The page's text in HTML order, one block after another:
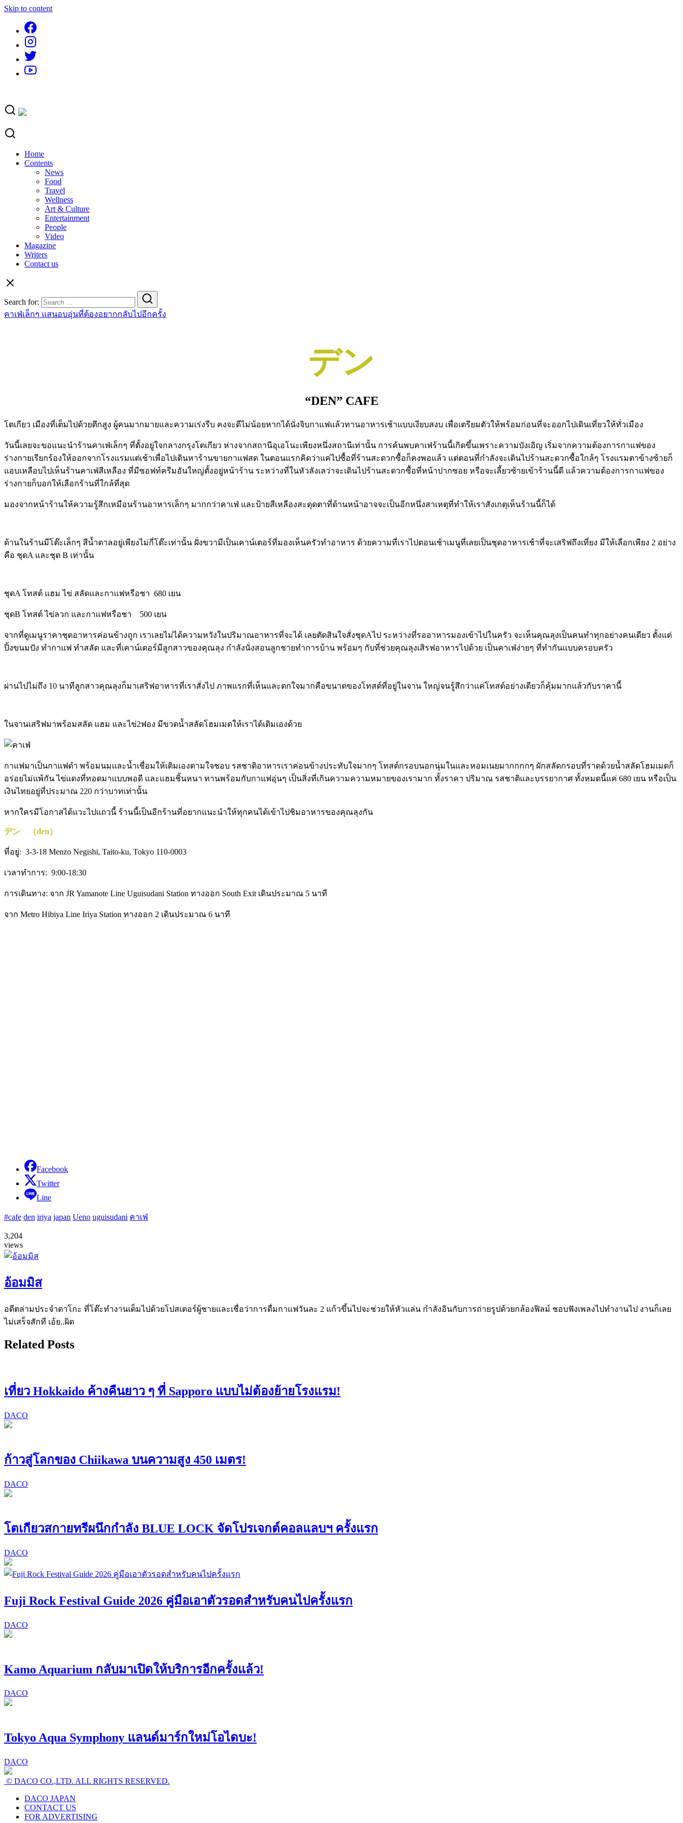
Skip to content
Home
Contents
News
Food
Travel
Wellness
Art & Culture
Entertainment
People
Video
Magazine
Writers
Contact us
Search for:
คาเฟ่เล็กๆ แสนอบอุ่นที่ต้องอยากกลับไปอีกครั้ง
デン
“DEN” CAFE
โตเกียว เมืองที่เต็มไปด้วยตึกสูง ผู้คนมากมายและความเร่งรีบ คงจะดีไม่น้อยหากได้นั่งจิบกาแฟแล้วทานอาหารเช้าแบบเงียบสงบ เพื่อเตรียมตัวให้พร้อมก่อนที่จะออกไปเดินเที่ยวให้ทั่วเมือง
วันนี้เลยจะขอแนะนำร้านคาเฟ่เล็กๆ ที่ตั้งอยู่ใจกลางกรุงโตเกียว ห่างจากสถานีอุเอโนะเพียงหนึ่งสถานีเท่านั้น การค้นพบคาเฟ่ร้านนี้เกิดขึ้นเพราะความบังเอิญ เริ่มจากความต้องการกาแฟของ
ร่างกายเรียกร้องให้ออกจากโรงแรมแต่เช้าเพื่อไปเดินหาร้านขายกาแฟสด ในตอนแรกคิดว่าแค่ไปซื้อที่ร้านสะดวกซื้อก็คงพอแล้ว แต่ตอนที่กำลังจะเดินไปร้านสะดวกซื้อใกล้ๆ โรงแรมตาข้างซ้ายก็
แอบเหลือบไปเห็นร้านคาเฟ่สีเหลือง ที่มีซอฟท์ครีมอันใหญ่ตั้งอยู่หน้าร้าน ระหว่างที่ในหัวลังเลว่าจะเดินไปร้านสะดวกซื้อที่หน้าปากซอย หรือจะเลี้ยวซ้ายเข้าร้านนี้ดี แล้วความต้องการกาแฟของ
ร่างกายก็บอกให้เลือกร้านที่ใกล้ที่สุด
มองจากหน้าร้านให้ความรู้สึกเหมือนร้านอาหารเล็กๆ มากกว่าคาเฟ่ และป้ายสีเหลืองสะดุดตาที่ด้านหน้าอาจจะเป็นอีกหนึ่งสาเหตุที่ทำให้เราสังเกตุเห็นร้านนี้ก็ได้
ด้านในร้านมีโต๊ะเล็กๆ สีน้ำตาลอยู่เพียงไม่กี่โต๊ะเท่านั้น ฝั่งขวามีเป็นเคาน์เตอร์ที่มองเห็นครัวทำอาหาร ด้วยความที่เราไปตอนเช้าเมนูที่เลยเป็นชุดอาหารเช้าที่จะเสริฟถึงเที่ยง มีให้เลือกเพียง 2 อย่าง
คือ ชุดA และชุด B เท่านั้น
ชุดA โทสต์ แฮม ไข่ สลัดและกาแฟหรือชา 680 เยน
ชุดB โทสต์ ไข่ลวก และกาแฟหรือชา 500 เยน
จากที่ดูเมนูราคาชุดอาหารค่อนข้างถูก เราเลยไม่ได้ความหวังในปริมาณอาหารที่จะได้ เลยตัดสินใจสั่งชุดAไป ระหว่างที่รออาหารมองเข้าไปในครัว จะเห็นคุณลุงเป็นคนทำทุกอย่างคนเดียว ตั้งแต่
ปิ้งขนมปัง ทำกาแฟ ทำสลัด และที่เคาน์เตอร์มีลูกสาวของคุณลุง กำลังนั่งสอนลูกชายทำการบ้าน พร้อมๆ กับที่ช่วยคุณลุงเสิรฟอาหารไปด้วย เป็นคาเฟ่ง่ายๆ ที่ทำกันแบบครอบครัว
ผ่านไปไม่ถึง 10 นาทีลูกสาวคุณลุงก็มาเสริฟอาหารที่เราสั่งไป ภาพแรกที่เห็นและตกใจมากคือขนาดของโทสต์ที่อยู่ในจาน ใหญ่จนรู้สึกว่าแค่โทสต์อย่างเดียวก็คุ้มมากแล้วกับราคานี้
ในจานเสริฟมาพร้อมสลัด แฮม และไข่2ฟอง มีขวดน้ำสลัดโฮมเมดให้เราได้เติมเองด้วย
กาแฟมาเป็นกาแฟดำ พร้อมนมและน้ำเชื่อมให้เติมเองตามใจชอบ รสชาติอาหารเราค่อนข้างประทับใจมากๆ โทสต์กรอบนอกนุ่มในและหอมเนยมากกกกๆ ผักสลัดกรอบที่ราดด้วยน้ำสลัดโฮมเมดก็
อร่อยไม่แพ้กัน ไข่แดงที่ทอดมาแบบพอดี และแฮมชิ้นหนา ทานพร้อมกับกาแฟอุ่นๆ เป็นสิ่งที่เกินความความหมายของเรามาก ทั้งราคา ปริมาณ รสชาติและบรรยากาศ ทั้งหมดนี้แค่ 680 เยน หรือเป็น
เงินไทยอยู่ที่ประมาณ 220 กว่าบาทเท่านั้น
หากใครมีโอกาสได้แวะไปแถวนี้ ร้านนี้เป็นอีกร้านที่อยากแนะนำให้ทุกคนได้เข้าไปชิมอาหารของคุณลุงกัน
デン （den）
ที่อยู่: 3-3-18 Menzo Negishi, Taito-ku, Tokyo 110-0003
เวลาทำการ: 9:00-18:30
การเดินทาง: จาก JR Yamanote Line Uguisudani Station ทางออก South Exit เดินประมาณ 5 นาที
จาก Metro Hibiya Line Iriya Station ทางออก 2 เดินประมาณ 6 นาที
Facebook
Twitter
Line
#cafe den iriya japan Ueno uguisudani คาเฟ่
3,204
views
อ้อมมิส
อดีตล่ามประจำดาโกะ ที่โต๊ะทำงานเต็มไปด้วยโปสเตอร์ผู้ชายและเชื่อว่าการดื่มกาแฟวันละ 2 แก้วขึ้นไปจะช่วยให้หัวแล่น กำลังอินกับการถ่ายรูปด้วยกล้องฟิลม์ ชอบฟังเพลงไปทำงานไป งานก็เลย
ไม่เสร็จสักที เอ้ย..ผิด
Related Posts
เที่ยว Hokkaido ค้างคืนยาว ๆ ที่ Sapporo แบบไม่ต้องย้ายโรงแรม!
DACO
ก้าวสู่โลกของ Chiikawa บนความสูง 450 เมตร!
DACO
โตเกียวสกายทรีผนึกกำลัง BLUE LOCK จัดโปรเจกต์คอลแลบฯ ครั้งแรก
DACO
Fuji Rock Festival Guide 2026 คู่มือเอาตัวรอดสำหรับคนไปครั้งแรก
DACO
Kamo Aquarium กลับมาเปิดให้บริการอีกครั้งแล้ว!
DACO
Tokyo Aqua Symphony แลนด์มาร์กใหม่โอไดบะ!
DACO
© DACO CO.,LTD. ALL RIGHTS RESERVED.
DACO JAPAN
CONTACT US
FOR ADVERTISING